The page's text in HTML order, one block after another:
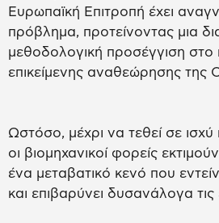
Ευρωπαϊκή Επιτροπή έχει
πρόβλημα, προτείνοντας μια
μεθοδολογική προσέγγιση στο
επικείμενης αναθεώρησης της
Ωστόσο, μέχρι να τεθεί σε
οι βιομηχανικοί φορείς
ένα μεταβατικό κενό που
και επιβαρύνει δυσανάλογα τις